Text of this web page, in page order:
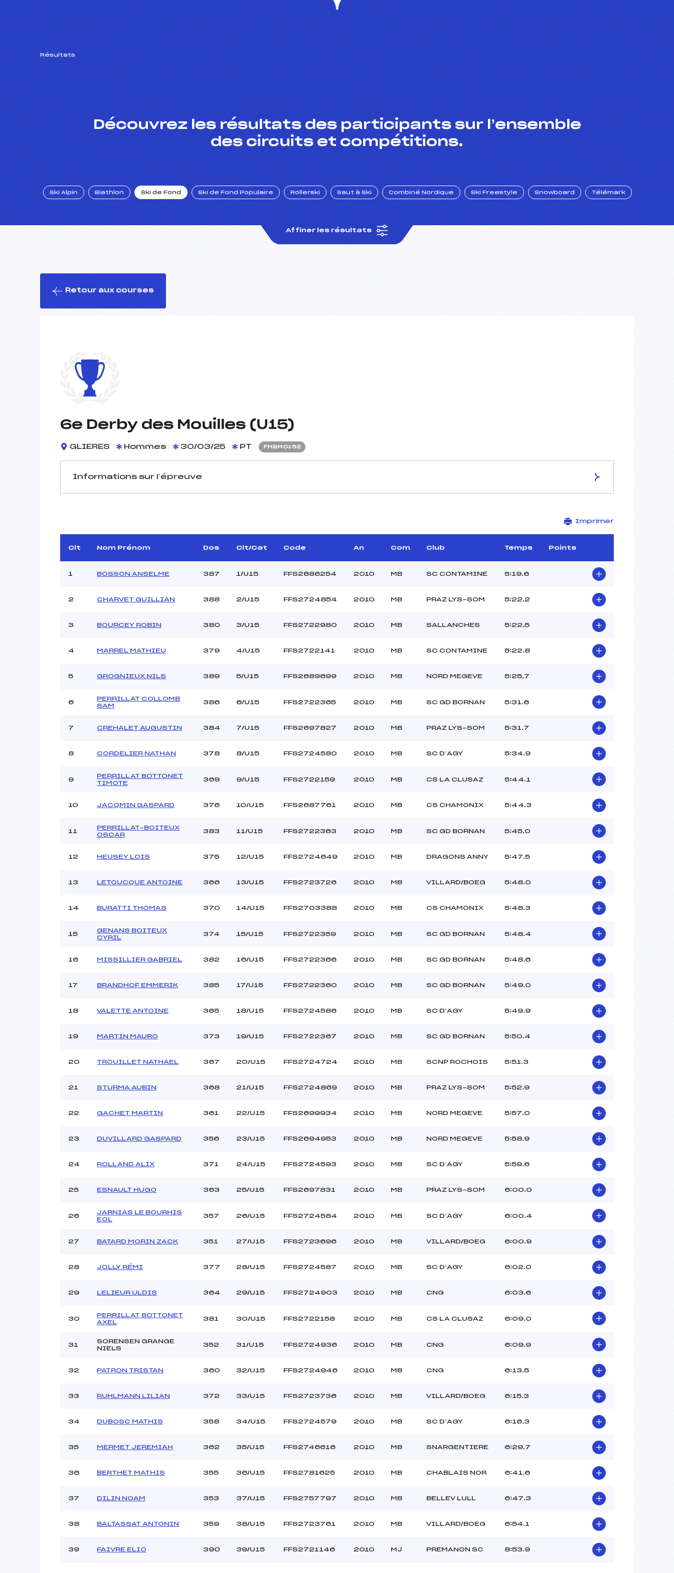
Résultats
Découvrez les résultats des participants sur l’ensemble
des circuits et compétitions.
Ski Alpin Biathlon Ski de Fond Ski de Fond Populaire Rollerski Saut à Ski Combiné Nordique Ski Freestyle Snowboard Télémark
Affiner les résultats
Retour aux courses
6e Derby des Mouilles (U15)
GLIERES Hommes 30/03/25 PT FMBM0152
Informations sur l’épreuve
D.T Adjoint :
DESWAZIERE THEO (MB)
Dir. Epreuve :
ROGUET MATHIEU (MB)
–
Distance :
2,5 km
Point Haut :
Pénalité appliquée :
–
Catégorie :
U15
Imprimer
Clt Nom Prénom Dos Clt/Cat Code An Com Club Temps Points
1 BOSSON ANSELME 387 1/U15 FFS2686254 2010 MB SC CONTAMINE 5:19.6
2 CHARVET GUILLIAN 388 2/U15 FFS2724854 2010 MB PRAZ LYS-SOM 5:22.2
3 BOURCEY ROBIN 380 3/U15 FFS2722980 2010 MB SALLANCHES 5:22.5
4 MARREL MATHIEU 379 4/U15 FFS2722141 2010 MB SC CONTAMINE 5:22.8
5 GROGNIEUX NILS 389 5/U15 FFS2689699 2010 MB NORD MEGEVE 5:25.7
6
PERRILLAT COLLOMB
SAM
386 6/U15 FFS2722365 2010 MB SC GD BORNAN 5:31.6
7 CREHALET AUGUSTIN 384 7/U15 FFS2697827 2010 MB PRAZ LYS-SOM 5:31.7
8 CORDELIER NATHAN 378 8/U15 FFS2724580 2010 MB SC D’AGY 5:34.9
9
PERRILLAT BOTTONET
TIMOTE
369 9/U15 FFS2722159 2010 MB CS LA CLUSAZ 5:44.1
10 JACQMIN GASPARD 376 10/U15 FFS2687761 2010 MB CS CHAMONIX 5:44.3
11
PERRILLAT-BOITEUX
OSCAR
383 11/U15 FFS2722363 2010 MB SC GD BORNAN 5:45.0
12 HEUSEY LOIS 375 12/U15 FFS2724649 2010 MB DRAGONS ANNY 5:47.5
13 LETOUCQUE ANTOINE 366 13/U15 FFS2723726 2010 MB VILLARD/BOEG 5:48.0
14 BURATTI THOMAS 370 14/U15 FFS2703388 2010 MB CS CHAMONIX 5:48.3
15
GENANS BOITEUX
CYRIL
374 15/U15 FFS2722359 2010 MB SC GD BORNAN 5:48.4
16 MISSILLIER GABRIEL 382 16/U15 FFS2722366 2010 MB SC GD BORNAN 5:48.6
17 BRANDHOF EMMERIK 385 17/U15 FFS2722360 2010 MB SC GD BORNAN 5:49.0
18 VALETTE ANTOINE 365 18/U15 FFS2724586 2010 MB SC D’AGY 5:49.9
19 MARTIN MAURO 373 19/U15 FFS2722367 2010 MB SC GD BORNAN 5:50.4
20 TROUILLET NATHAEL 367 20/U15 FFS2724724 2010 MB SCNP ROCHOIS 5:51.3
21 STURMA AUBIN 368 21/U15 FFS2724869 2010 MB PRAZ LYS-SOM 5:52.9
22 GACHET MARTIN 361 22/U15 FFS2699934 2010 MB NORD MEGEVE 5:57.0
23 DUVILLARD GASPARD 356 23/U15 FFS2694953 2010 MB NORD MEGEVE 5:58.9
24 ROLLAND ALIX 371 24/U15 FFS2724593 2010 MB SC D’AGY 5:59.6
25 ESNAULT HUGO 363 25/U15 FFS2697831 2010 MB PRAZ LYS-SOM 6:00.0
26
JARNIAS LE BOURHIS
EOL
357 26/U15 FFS2724584 2010 MB SC D’AGY 6:00.4
27 BATARD MORIN ZACK 351 27/U15 FFS2723696 2010 MB VILLARD/BOEG 6:00.9
28 JOLLY RÉMI 377 28/U15 FFS2724587 2010 MB SC D’AGY 6:02.0
29 LELIEUR ULDIS 364 29/U15 FFS2724903 2010 MB CNG 6:03.6
30
PERRILLAT BOTTONET
AXEL
381 30/U15 FFS2722158 2010 MB CS LA CLUSAZ 6:09.0
31
SORENSEN GRANGE
NIELS
352 31/U15 FFS2724936 2010 MB CNG 6:09.9
32 PATRON TRISTAN 360 32/U15 FFS2724946 2010 MB CNG 6:13.5
33 RUHLMANN LILIAN 372 33/U15 FFS2723736 2010 MB VILLARD/BOEG 6:15.3
34 DUBOSC MATHIS 358 34/U15 FFS2724579 2010 MB SC D’AGY 6:16.3
35 MERMET JEREMIAH 362 35/U15 FFS2746616 2010 MB SNARGENTIERE 6:29.7
36 BERTHET MATHIS 355 36/U15 FFS2781625 2010 MB CHABLAIS NOR 6:41.6
37 DILIN NOAM 353 37/U15 FFS2757797 2010 MB BELLEV LULL 6:47.3
38 BALTASSAT ANTONIN 359 38/U15 FFS2723761 2010 MB VILLARD/BOEG 6:54.1
39 FAIVRE ELIO 390 39/U15 FFS2721146 2010 MJ PREMANON SC 8:53.9